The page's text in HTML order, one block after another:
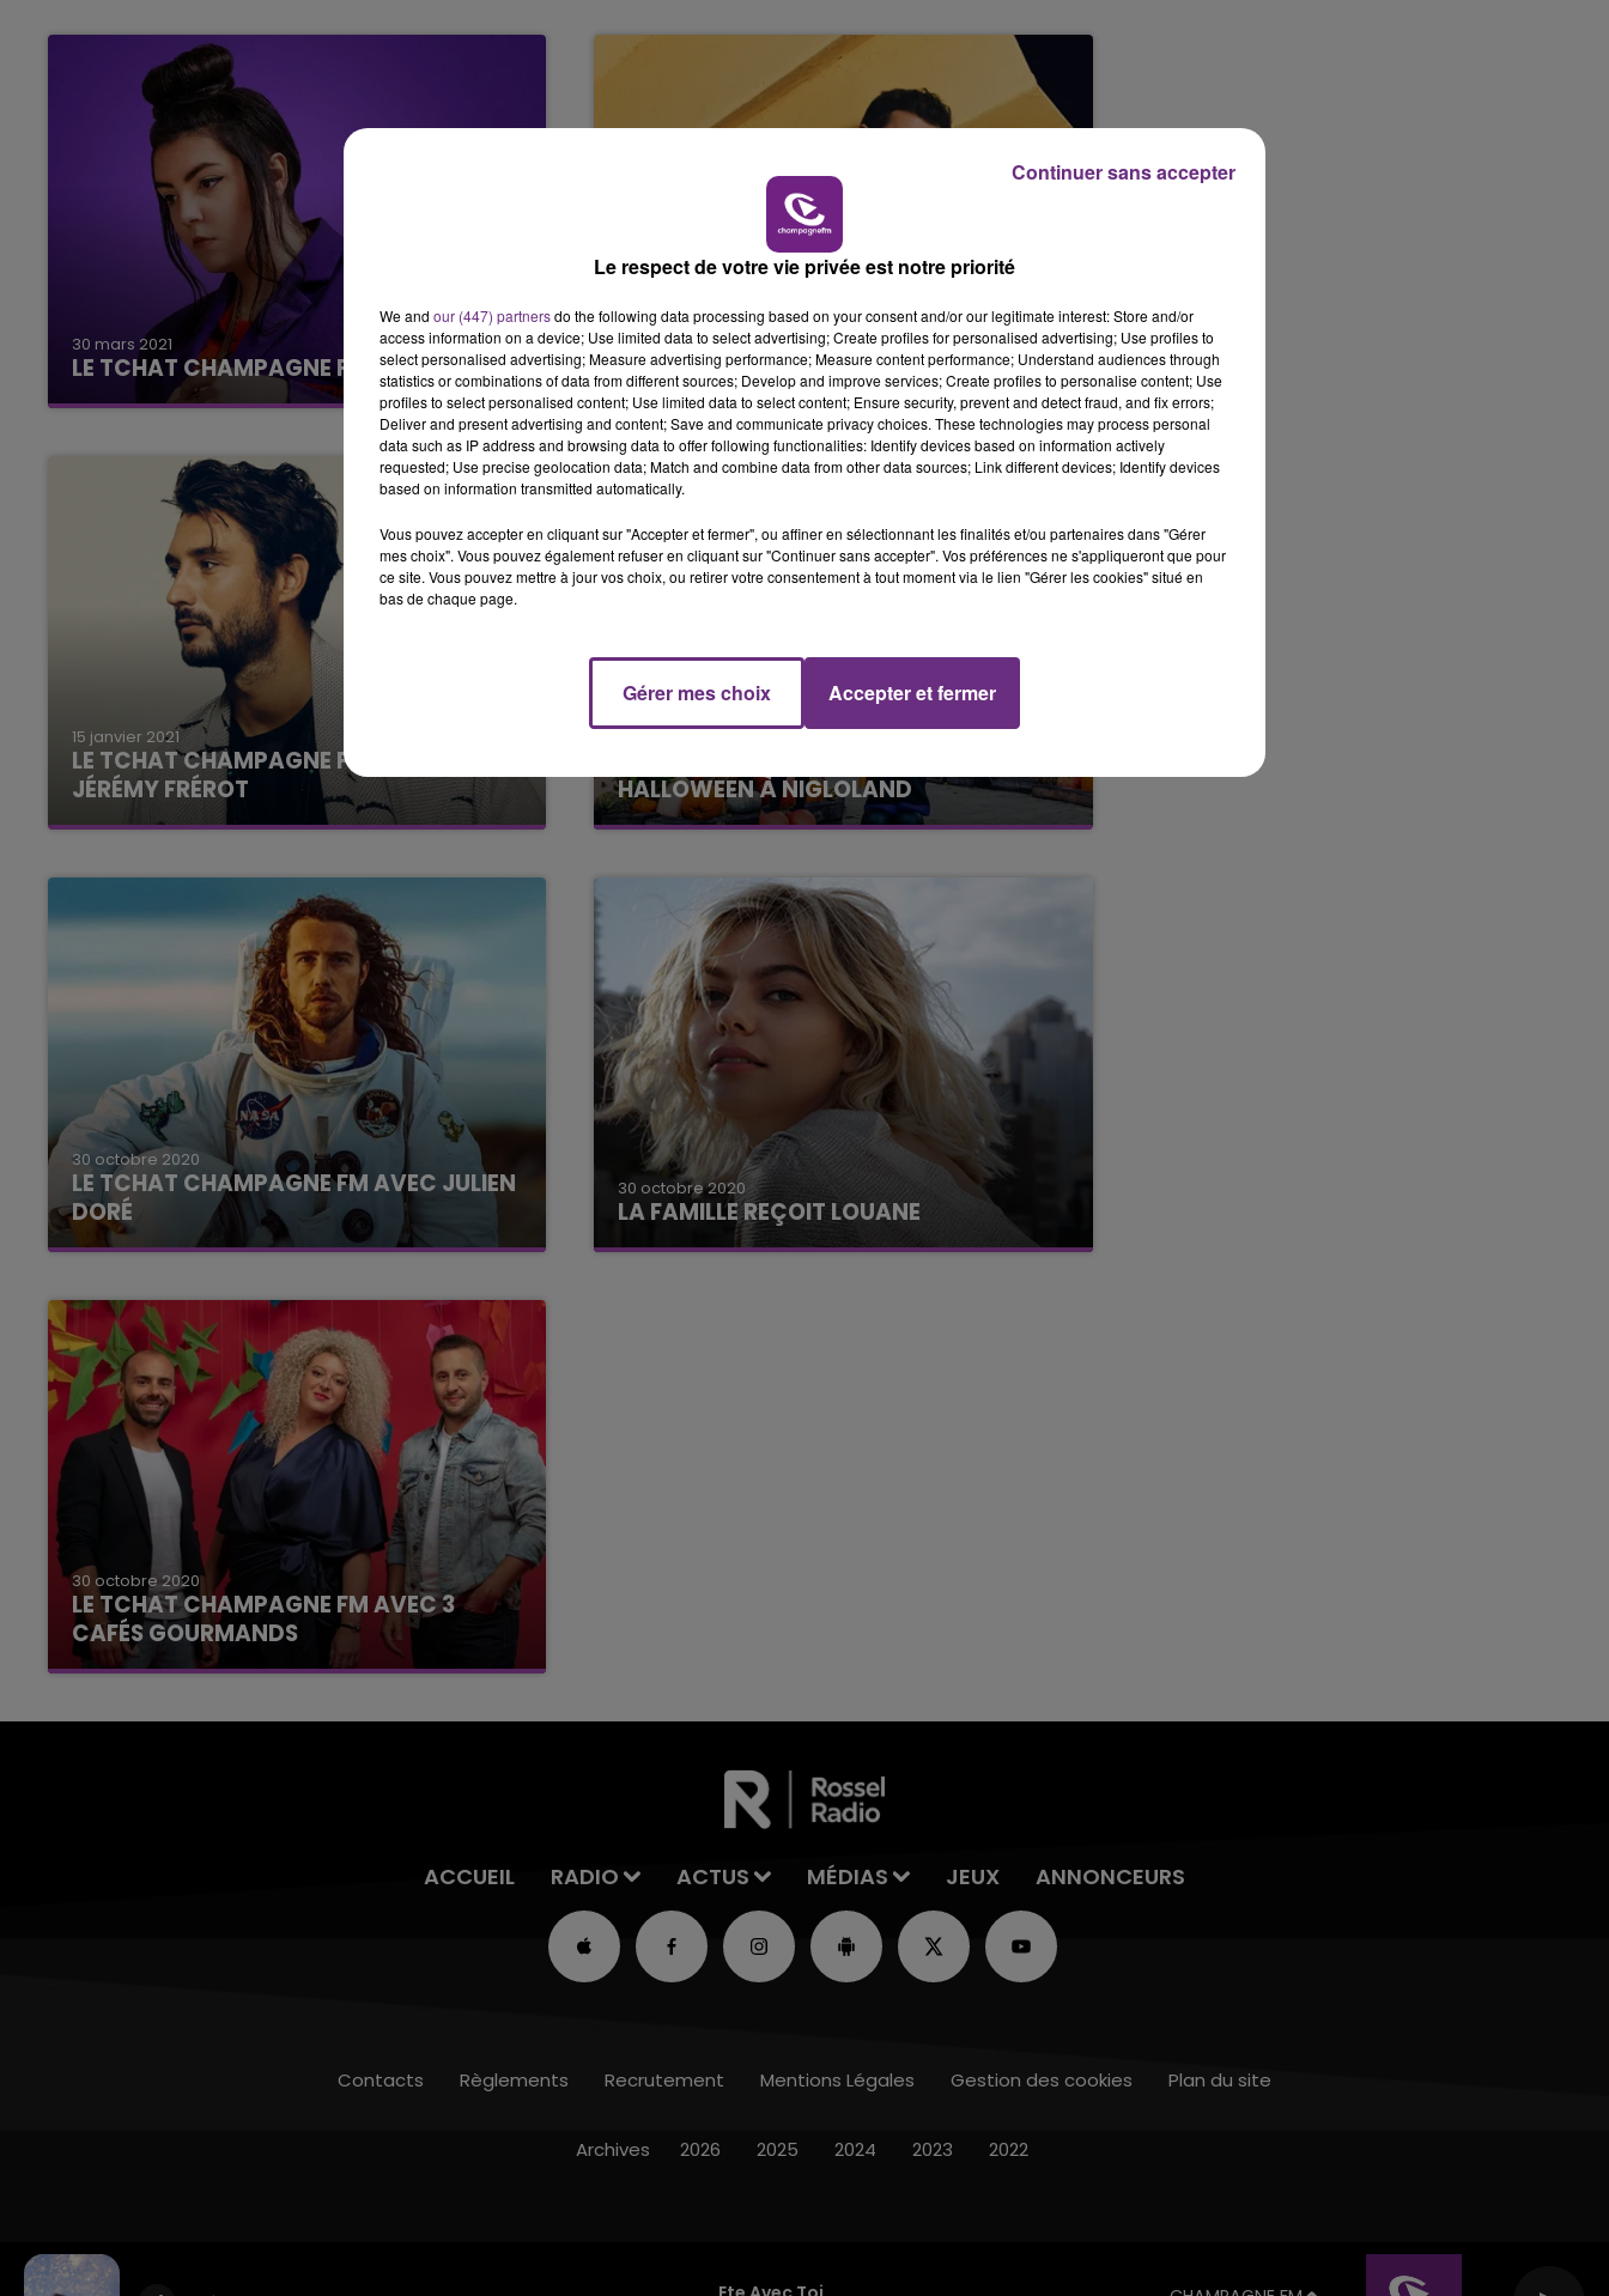
30 mars 2021
LE TCHAT CHAMPAGNE FM AVEC HOSHI
17 mars 2021
CLAUDIO CAPÉO DANS TON SALON
15 janvier 2021
LE TCHAT CHAMPAGNE FM AVEC
JÉRÉMY FRÉROT
HALLOWEEN À NIGLOLAND
30 octobre 2020
LE TCHAT CHAMPAGNE FM AVEC JULIEN
DORÉ
30 octobre 2020
LA FAMILLE REÇOIT LOUANE
30 octobre 2020
LE TCHAT CHAMPAGNE FM AVEC 3
CAFÉS GOURMANDS
ACCUEIL RADIO ACTUS MÉDIAS JEUX ANNONCEURS
Contacts Règlements Recrutement Mentions Légales Gestion des cookies Plan du site
Archives 2026 2025 2024 2023 2022
Le respect de votre vie privée est notre priorité
We and our (447) partnersdo the following data processing based on your consent and/or our legitimate interest: Store and/or
access information on a device; Use limited data to select advertising; Create profiles for personalised advertising; Use profiles to
select personalised advertising; Measure advertising performance; Measure content performance; Understand audiences through
statistics or combinations of data from different sources; Develop and improve services; Create profiles to personalise content; Use
profiles to select personalised content; Use limited data to select content; Ensure security, prevent and detect fraud, and fix errors;
Deliver and present advertising and content; Save and communicate privacy choices. These technologies may process personal
data such as IP address and browsing data to offer following functionalities: Identify devices based on information actively
requested; Use precise geolocation data; Match and combine data from other data sources; Link different devices; Identify devices
based on information transmitted automatically.
Vous pouvez accepter en cliquant sur "Accepter et fermer", ou affiner en sélectionnant les finalités et/ou partenaires dans "Gérer
mes choix". Vous pouvez également refuser en cliquant sur "Continuer sans accepter". Vos préférences ne s'appliqueront que pour
ce site. Vous pouvez mettre à jour vos choix, ou retirer votre consentement à tout moment via le lien "Gérer les cookies" situé en
bas de chaque page.
Gérer mes choix Accepter et fermer
Continuer sans accepter